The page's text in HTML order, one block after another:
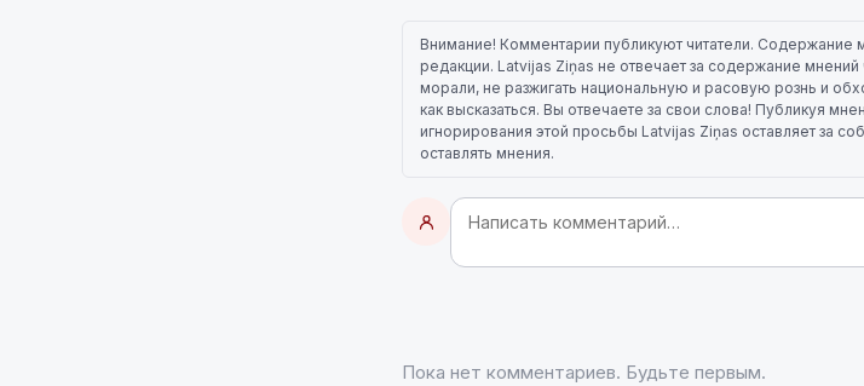
Внимание! Комментарии публикуют читатели. Содержание
редакции. Latvijas Ziņas не отвечает за содержание
морали, не разжигать национальную и расовую рознь и
как высказаться. Вы отвечаете за свои слова! Публикуя
игнорирования этой просьбы Latvijas Ziņas оставляет за
оставлять мнения.
Пока нет комментариев. Будьте первым.